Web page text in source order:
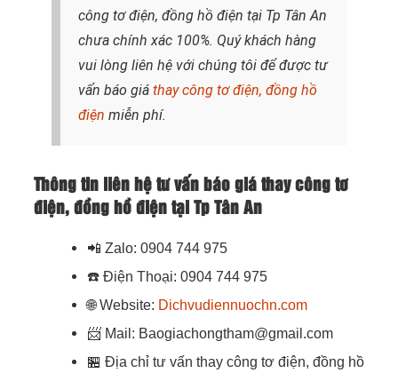
công tơ điện, đồng hồ điện tại Tp Tân An
chưa chính xác 100%. Quý khách hàng
vui lòng liên hệ với chúng tôi để được tư
vấn báo giá thay công tơ điện, đồng hồ
điện miễn phí.
Thông tin liên hệ tư vấn báo giá thay công tơ
điện, đồng hồ điện tại Tp Tân An
📲 Zalo: 0904 744 975
☎️ Điện Thoại: 0904 744 975
🌐Website: Dichvudiennuochn.com
📨 Mail: Baogiachongtham@gmail.com
🏪 Địa chỉ tư vấn thay công tơ điện, đồng hồ